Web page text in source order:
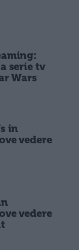
serie tv
Wars
in
vedere
vedere